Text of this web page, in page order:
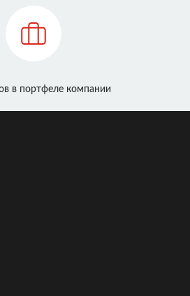
в портфеле компании